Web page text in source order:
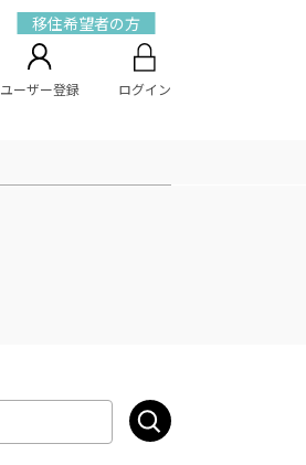
移住希望者の方
ユーザー登録 ログイン